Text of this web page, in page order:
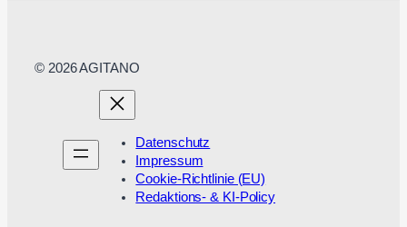
© 2026 AGITANO
Datenschutz
Impressum
Cookie-Richtlinie (EU)
Redaktions- & KI-Policy